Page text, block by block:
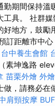
勤期間保持溫
工具。 社群
好地方，鼓勵
訂距離市中
台中養生會館
素坤逸路
苗栗外燴 外
做，請務必在
肩頸按摩